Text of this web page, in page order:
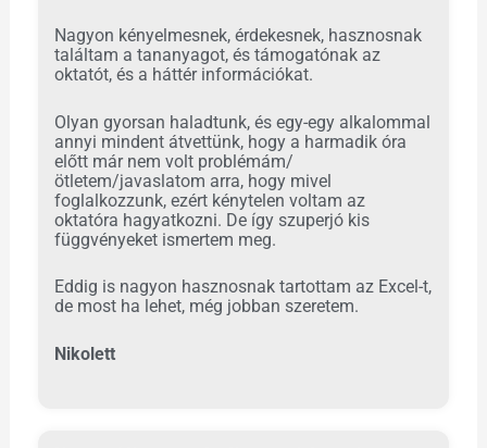
Nagyon kényelmesnek, érdekesnek, hasznosnak
találtam a tananyagot, és támogatónak az
oktatót, és a háttér információkat.
Olyan gyorsan haladtunk, és egy-egy alkalommal
annyi mindent átvettünk, hogy a harmadik óra
előtt már nem volt problémám/
ötletem/javaslatom arra, hogy mivel
foglalkozzunk, ezért kénytelen voltam az
oktatóra hagyatkozni. De így szuperjó kis
függvényeket ismertem meg.
Eddig is nagyon hasznosnak tartottam az Excel-t,
de most ha lehet, még jobban szeretem.
Nikolett